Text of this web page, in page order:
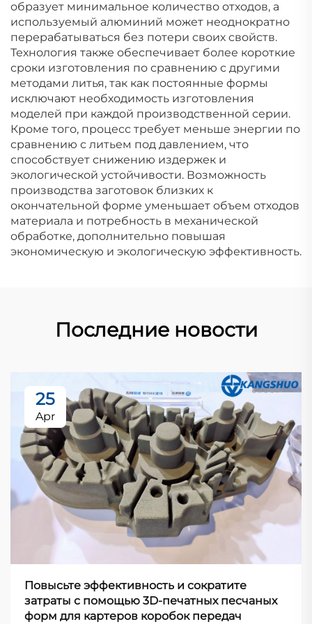
образует минимальное количество отходов, а
используемый алюминий может неоднократно
перерабатываться без потери своих свойств.
Технология также обеспечивает более короткие
сроки изготовления по сравнению с другими
методами литья, так как постоянные формы
исключают необходимость изготовления
моделей при каждой производственной серии.
Кроме того, процесс требует меньше энергии по
сравнению с литьем под давлением, что
способствует снижению издержек и
экологической устойчивости. Возможность
производства заготовок близких к
окончательной форме уменьшает объем отходов
материала и потребность в механической
обработке, дополнительно повышая
экономическую и экологическую эффективность.
Последние новости
25
Apr
Повысьте эффективность и сократите
затраты с помощью 3D-печатных песчаных
форм для картеров коробок передач